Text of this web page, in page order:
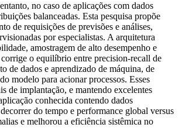
no caso de aplicações com dados
balanceadas. Esta pesquisa propõe
de requisições de previsões e análises,
por especialistas. A arquitetura
amostragem de alto desempenho e
o equilíbrio entre precision-recall de
de dados e aprendizado de máquina, de
modelo para acionar processos. Esses
de implantação, e mantendo excelentes
conhecida contendo dados
do tempo e performance global versus
e melhorou a eficiência sistêmica no